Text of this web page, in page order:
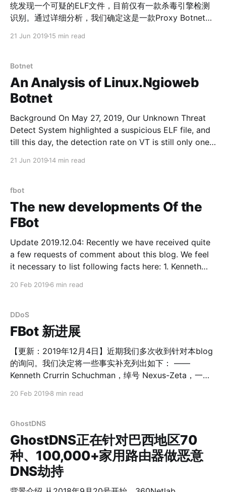
统发现一个可疑的ELF文件，目前仅有一款杀毒引擎检测
识别。通过详细分析，我们确定这是一款Proxy Botnet，
中一个DGA C2域名(enutofish-pronadimoful-
multihitision.org)，并对它进行Sinkhole处理以此来观察
Bot连接情况。 此外，我们还观察到大量部署WordPress
的Web服务器被植入Linux.Ngioweb 恶意软件。尽管Bot
程序由Web容器对应的用户组运行并且权限很小但还是能
够正常工作，并被充当Rotating Reverse Proxy[2]节点。
目前，我们还没有看清楚Linux.Ngioweb攻击者的目的，
概览 Linux.Ngioweb Bot样本的主要功能是在受害者的机
21 Jun 2019 15 min read
Botnet
An Analysis of Linux.Ngioweb
Botnet
Background On May 27, 2019, Our Unknown Threat
Detect System highlighted a suspicious ELF file, and
till this day, the detection rate on VT is still only one
21 Jun 2019 14 min read
fbot
The new developments Of the
FBot
Update 2019.12.04: Recently we have received quite
a few requests of comment about this blog. We feel
it necessary to list following facts here: 1. Kenneth
20 Feb 2019 6 min read
DDoS
FBot 新进展
【更新：2019年12月4日】近期我们多次收到针对本blog
的询问。我们决定将一些事实补充列出如下： ——
Kenneth Crurrin Schuchman，绰号 Nexus-Zeta，一名
括 Satori，Okiru，Masuta，Tsunami，Fbot，并利用这
些僵尸网络的DDoS破坏力牟利； ——本 Blog 中涉及到
的脆弱性并非发生在 Hisilicon。通过后续分析以及安全社
区交流，我们确认该脆弱性发生在华为海思的供应链下游
厂商。为了保护最终客户的利益，我们决定不公开脆弱性
20 Feb 2019 8 min read
GhostDNS
GhostDNS正在针对巴西地区70
种、100,000+家用路由器做恶意
DNS劫持